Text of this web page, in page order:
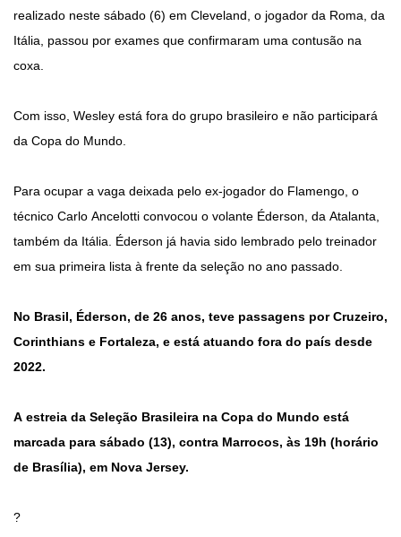
realizado neste sábado (6) em Cleveland, o jogador da Roma, da
Itália, passou por exames que confirmaram uma contusão na
coxa.
Com isso, Wesley está fora do grupo brasileiro e não participará
da Copa do Mundo.
Para ocupar a vaga deixada pelo ex-jogador do Flamengo, o
técnico Carlo Ancelotti convocou o volante Éderson, da Atalanta,
também da Itália. Éderson já havia sido lembrado pelo treinador
em sua primeira lista à frente da seleção no ano passado.
No Brasil, Éderson, de 26 anos, teve passagens por Cruzeiro,
Corinthians e Fortaleza, e está atuando fora do país desde
2022.
A estreia da Seleção Brasileira na Copa do Mundo está
marcada para sábado (13), contra Marrocos, às 19h (horário
de Brasília), em Nova Jersey.
?